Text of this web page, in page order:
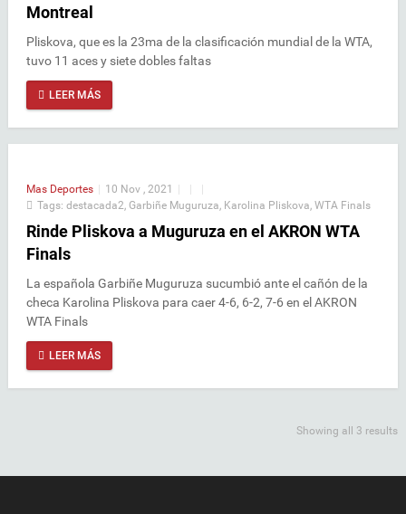
Montreal
Pliskova, que es la 23ma de la clasificación mundial de la WTA,
tuvo 11 aces y siete dobles faltas
LEER MÁS
Mas Deportes | 10 Nov , 2021 | |
|
Tags: destacada2 Garbiñe Muguruza Karolina Pliskova WTA Finals
Rinde Pliskova a Muguruza en el AKRON WTA
Finals
La española Garbiñe Muguruza sucumbió ante el cañón de la
checa Karolina Pliskova para caer 4-6, 6-2, 7-6 en el AKRON
WTA Finals
LEER MÁS
Showing all 3 results